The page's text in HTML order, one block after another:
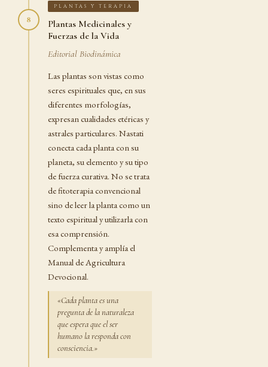
PLANTAS Y TERAPIA
Plantas Medicinales y
Fuerzas de la Vida
Editorial Biodinámica
Las plantas son vistas como
seres espirituales que, en sus
diferentes morfologías,
expresan cualidades etéricas y
astrales particulares. Nastati
conecta cada planta con su
planeta, su elemento y su tipo
de fuerza curativa. No se trata
de fitoterapia convencional
sino de leer la planta como un
texto espiritual y utilizarla con
esa comprensión.
Complementa y amplía el
Manual de Agricultura
Devocional.
«Cada planta es una
pregunta de la naturaleza
que espera que el ser
humano la responda con
consciencia.»
8